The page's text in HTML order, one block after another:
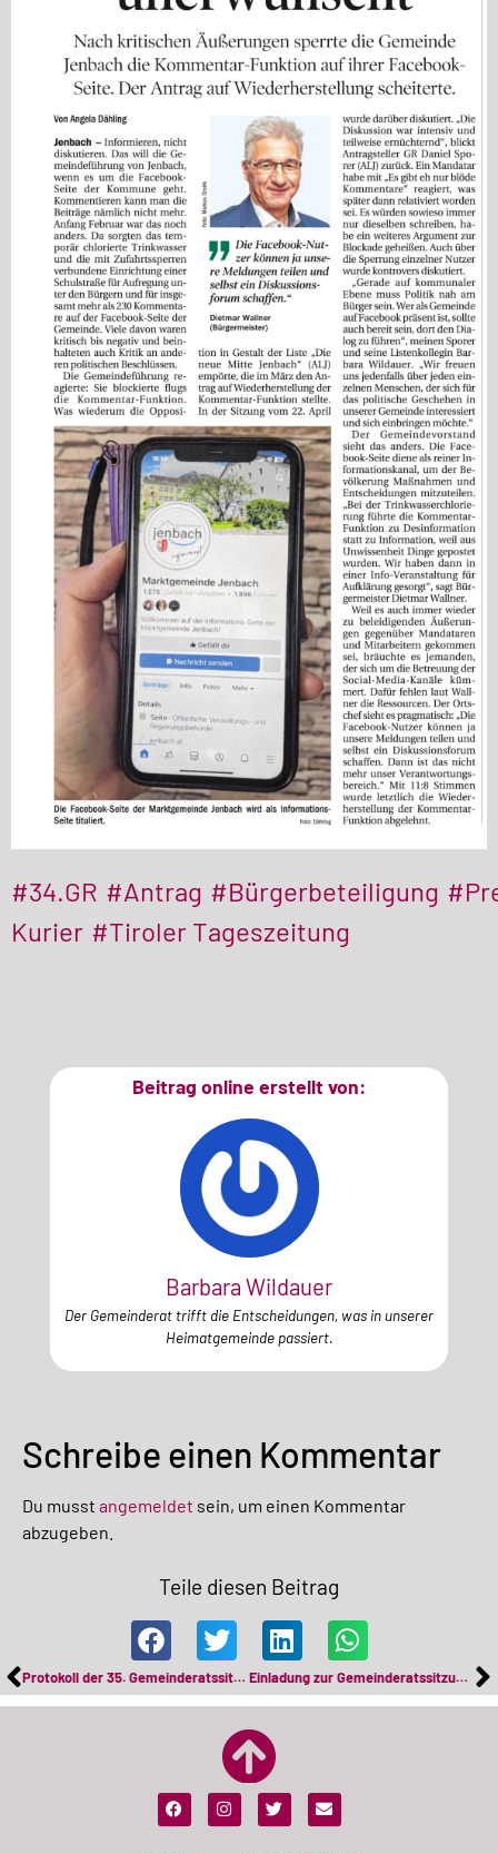
#34.GR #Antrag #Bürgerbeteiligung
Kurier #Tiroler Tageszeitung
Schreibe einen Kommentar
Du musst angemeldet sein, um einen Kommentar
abzugeben.
Beitrag online erstellt von:
Barbara Wildauer
Der Gemeinderat trifft die Entscheidungen, was in unserer
Heimatgemeinde passiert.
Teile diesen Beitrag
Protokoll der 35. Gemeinderatssitzung vom 13.5.2025 Einladung zur Gemeinderatssitzung am 24.6.2025